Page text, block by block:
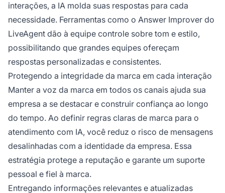
interações, a IA molda suas respostas para cada
necessidade. Ferramentas como o Answer Improver do
LiveAgent dão à equipe controle sobre tom e estilo,
possibilitando que grandes equipes ofereçam
respostas personalizadas e consistentes.
Protegendo a integridade da marca em cada interação
Manter a voz da marca em todos os canais ajuda sua
empresa a se destacar e construir confiança ao longo
do tempo. Ao definir regras claras de marca para o
atendimento com IA, você reduz o risco de mensagens
desalinhadas com a identidade da empresa. Essa
estratégia protege a reputação e garante um suporte
pessoal e fiel à marca.
Entregando informações relevantes e atualizadas